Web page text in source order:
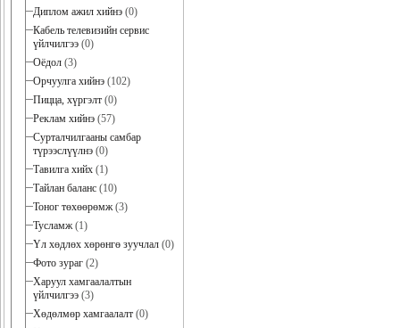
Диплом ажил хийнэ (0)
Кабель телевизийн сервис
үйлчилгээ (0)
Оёдол (3)
Орчуулга хийнэ (102)
Пицца, хүргэлт (0)
Реклам хийнэ (57)
Сурталчилгааны самбар
түрээслүүлнэ (0)
Тавилга хийх (1)
Тайлан баланс (10)
Тоног төхөөрөмж(3)
Тусламж(1)
Үл хөдлөх хөрөнгө зуучлал (0)
Фото зураг (2)
Харуул хамгаалалтын
үйлчилгээ (3)
Хөдөлмөр хамгаалалт (0)